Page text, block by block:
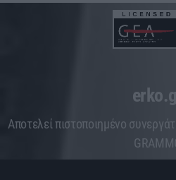
Aποτελεί πιστοποιημένο